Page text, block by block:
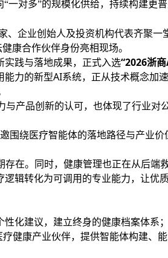
对多”的规模化供给，持续构建更
企业创始人及投资机构代表齐聚
康合作伙伴身份亮相现场。
践与落地成果，正式入选“2026浙
力的新型AI系统，正从技术概念加
产品创新的认可，也体现了行业
围绕医疗智能体的落地路径与产业
在。同时，健康管理也正在从后端
辑转化为可调用的专业能力，让优
化建议，建立终身的健康档案体系；
健康产业伙伴，提供智能体构建、